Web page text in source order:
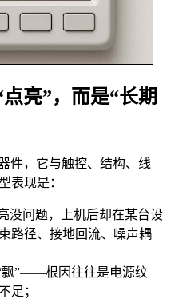
亮”，而是“长期
件，它与触控、结构、线
表现是：
没问题，上机后却在某台设
路径、接地回流、噪声耦
飘”——根因往往是电源纹
足；